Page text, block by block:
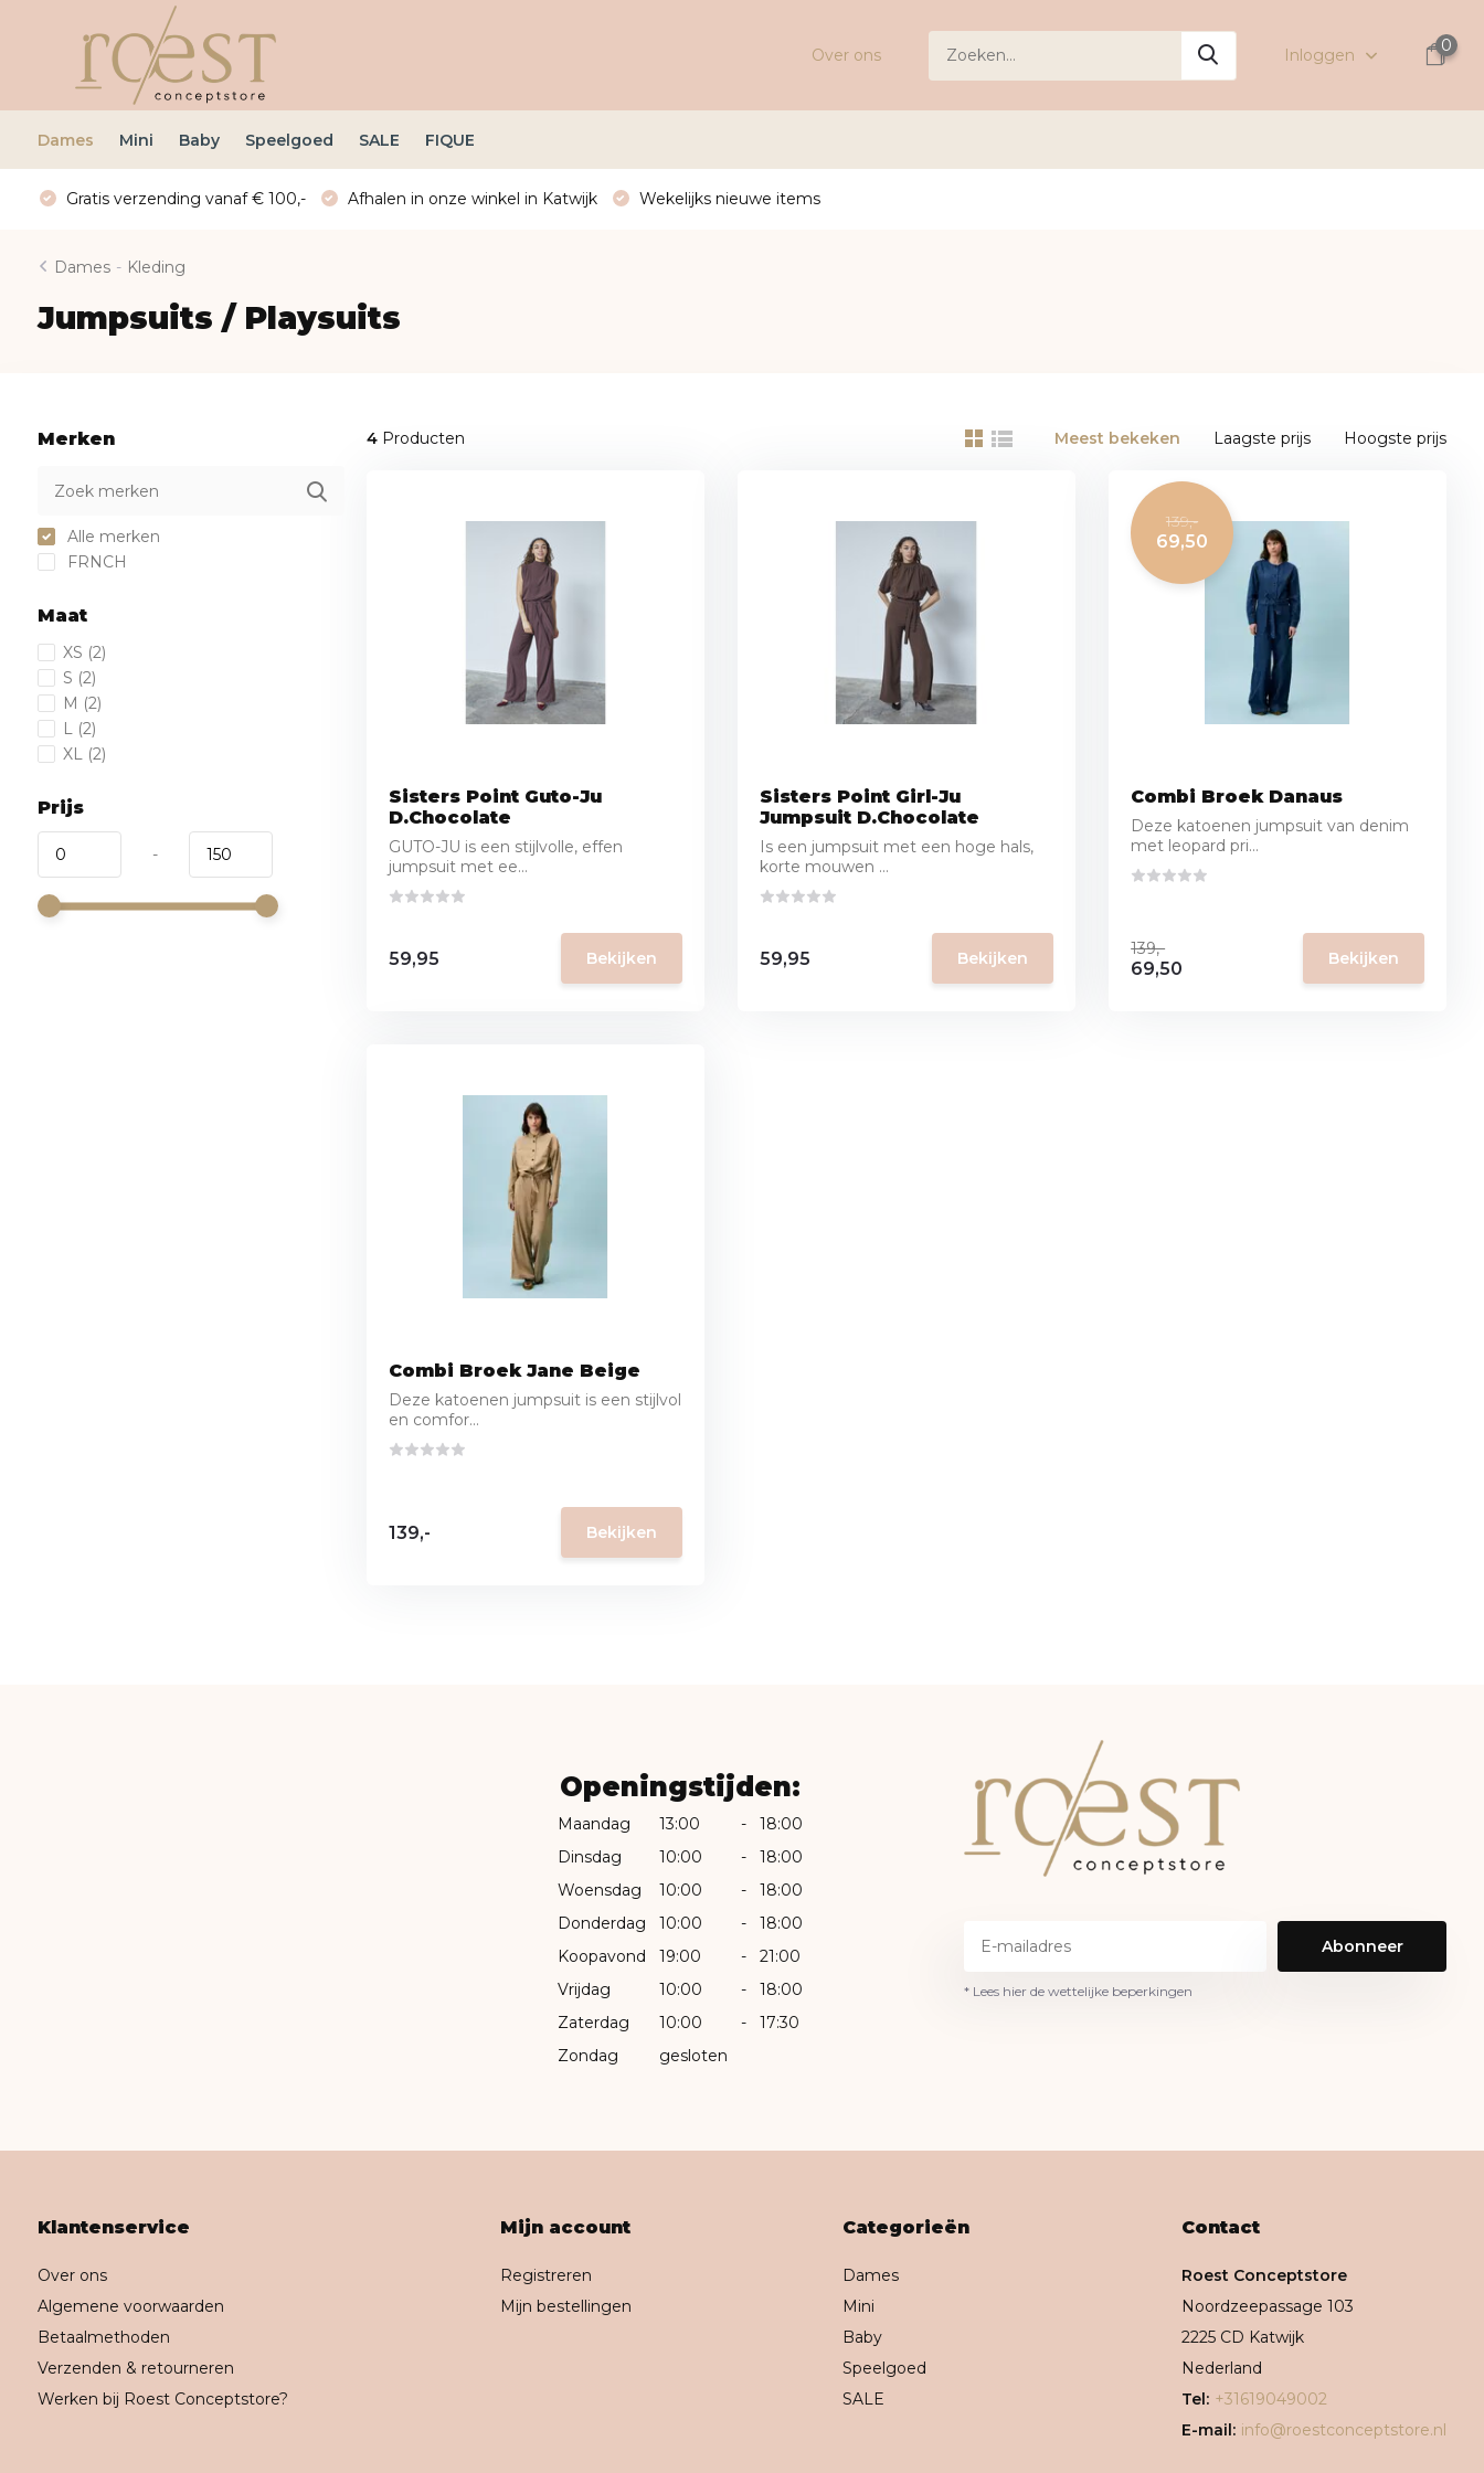
Over ons Inloggen
0
Dames Mini Baby Speelgoed SALE FIQUE
Gratis verzending vanaf € 100,- Afhalen in onze winkel in Katwijk Wekelijks nieuwe items
Dames - Kleding
Jumpsuits / Playsuits
Merken
Alle merken
FRNCH
Maat
XS (2)
S (2)
M (2)
L (2)
XL (2)
Prijs
-
4Producten Meest bekeken Laagste prijs Hoogste prijs
Sisters Point Guto-Ju
D.Chocolate
GUTO-JU is een stijlvolle, effen
jumpsuit met ee...
59,95 Bekijken
Sisters Point Girl-Ju
Jumpsuit D.Chocolate
Is een jumpsuit met een hoge hals,
korte mouwen ...
59,95 Bekijken
139,-
69,50
Combi Broek Danaus
Deze katoenen jumpsuit van denim
met leopard pri...
139,-
69,50 Bekijken
Combi Broek Jane Beige
Deze katoenen jumpsuit is een stijlvol
en comfor...
139,- Bekijken
Openingstijden:
Maandag 13:00 -
18:00
Dinsdag
10:00 -
18:00
Woensdag
10:00 -
18:00
Donderdag
10:00 -
18:00
Koopavond
19:00 -
21:00
Vrijdag
10:00 -
18:00
Zaterdag
10:00 -
17:30
Zondag
gesloten
Abonneer
* Lees hier de wettelijke beperkingen
Klantenservice
Over ons
Algemene voorwaarden
Betaalmethoden
Verzenden & retourneren
Werken bij Roest Conceptstore?
Mijn account
Registreren
Mijn bestellingen
Categorieën
Dames
Mini
Baby
Speelgoed
SALE
Contact
Roest Conceptstore
Noordzeepassage 103
2225 CD Katwijk
Nederland
Tel: +31619049002
E-mail: info@roestconceptstore.nl